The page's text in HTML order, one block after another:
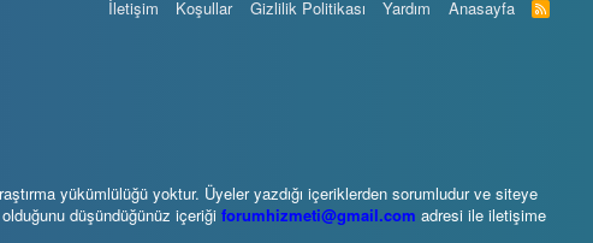
İletişim Koşullar Gizlilik Politikası Yardım Anasayfa
R
S
yükümlülüğü yoktur. Üyeler yazdığı içeriklerden sorumludur ve siteye
düşündüğünüz içeriği forumhizmeti@gmail.com adresi ile iletişime